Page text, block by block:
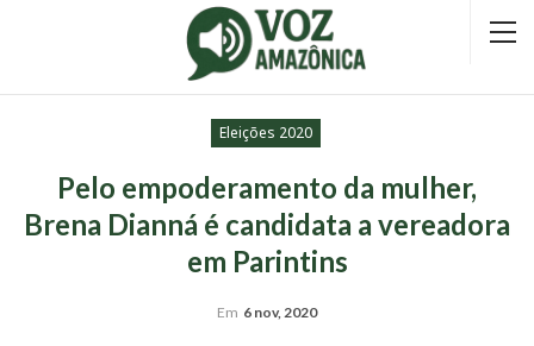
Eleições 2020
Pelo empoderamento da mulher,
Brena Dianná é candidata a vereadora
em Parintins
Em 6 nov, 2020